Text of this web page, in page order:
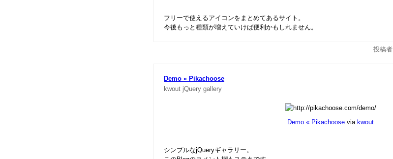
フリーで使えるアイコンをまとめてあるサイト。
今後もっと種類が増えていけば便利かもしれません。
投稿者
Demo « Pikachoose
kwout jQuery gallery
Demo « Pikachoose via kwout
シンプルなjQueryギャラリー。